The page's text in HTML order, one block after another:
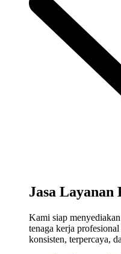
Jasa
Kami siap
tenaga kerja
konsisten, terpercaya,